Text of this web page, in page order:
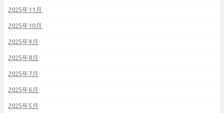
2025年11月
2025年10月
2025年9月
2025年8月
2025年7月
2025年6月
2025年5月